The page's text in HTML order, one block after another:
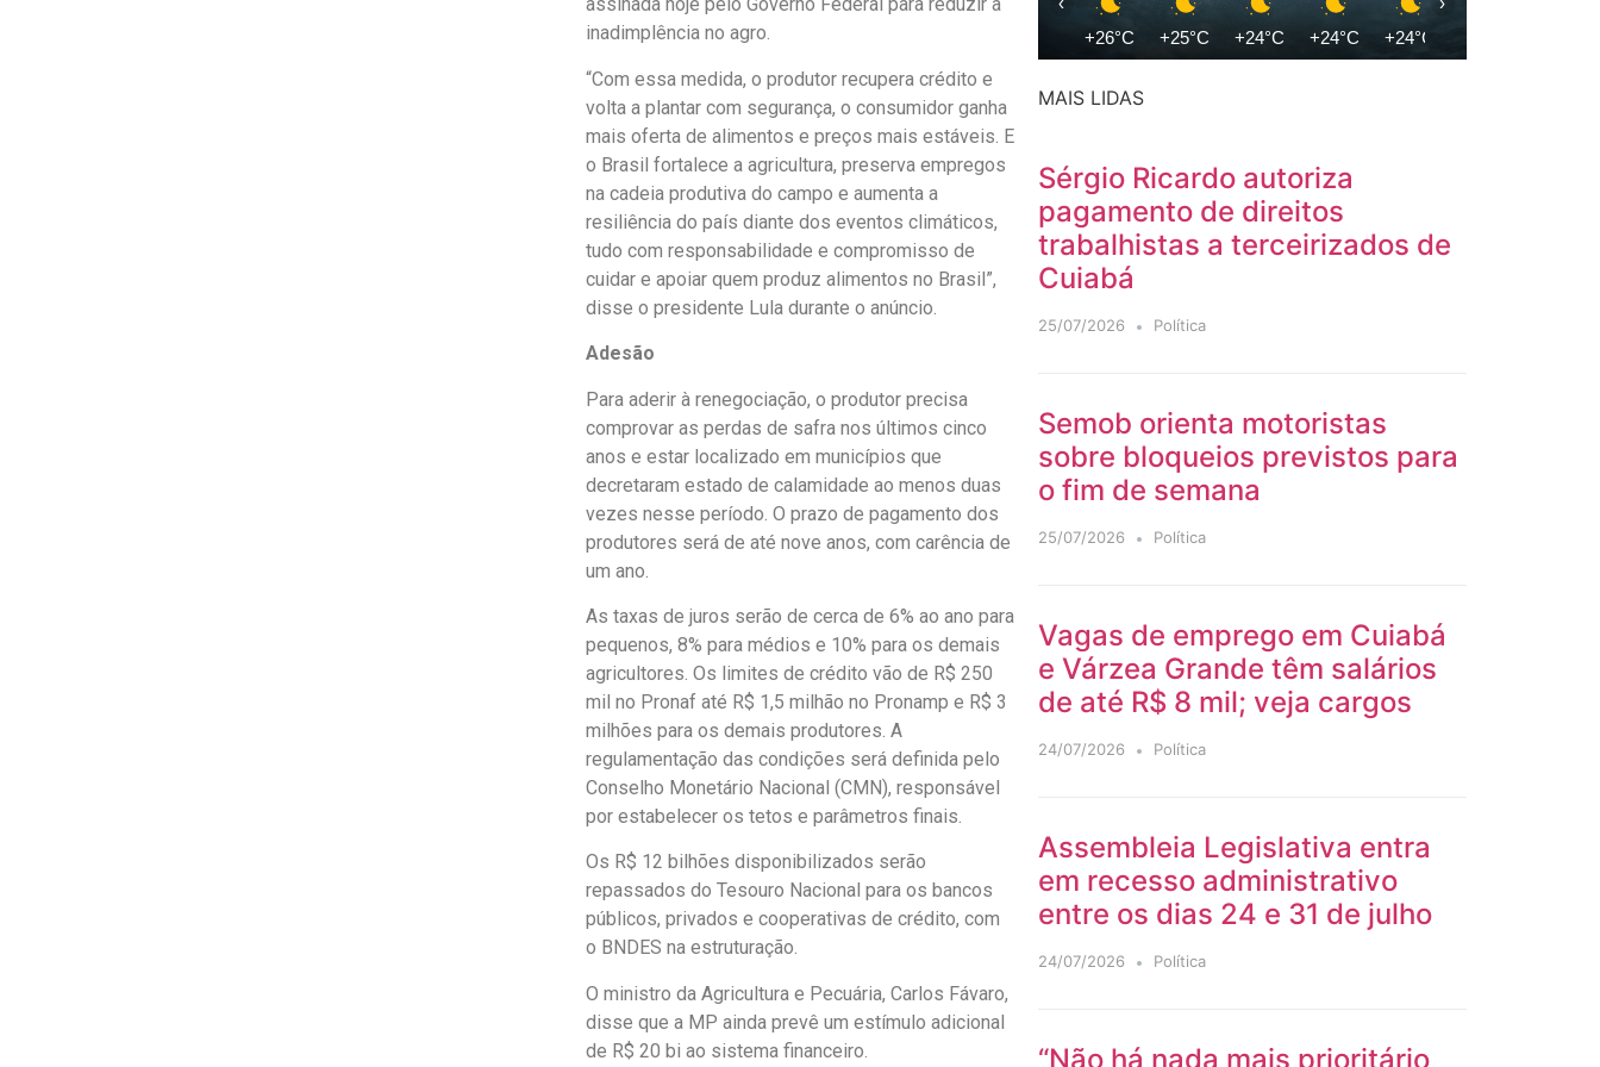
assinada hoje pelo Governo Federal para reduzir a
inadimplência no agro.
“Com essa medida, o produtor recupera crédito e
volta a plantar com segurança, o consumidor ganha
mais oferta de alimentos e preços mais estáveis. E
o Brasil fortalece a agricultura, preserva empregos
na cadeia produtiva do campo e aumenta a
resiliência do país diante dos eventos climáticos,
tudo com responsabilidade e compromisso de
cuidar e apoiar quem produz alimentos no Brasil”,
disse o presidente Lula durante o anúncio.
Adesão
Para aderir à renegociação, o produtor precisa
comprovar as perdas de safra nos últimos cinco
anos e estar localizado em municípios que
decretaram estado de calamidade ao menos duas
vezes nesse período. O prazo de pagamento dos
produtores será de até nove anos, com carência de
um ano.
As taxas de juros serão de cerca de 6% ao ano para
pequenos, 8% para médios e 10% para os demais
agricultores. Os limites de crédito vão de R$ 250
mil no Pronaf até R$ 1,5 milhão no Pronamp e R$ 3
milhões para os demais produtores. A
regulamentação das condições será definida pelo
Conselho Monetário Nacional (CMN), responsável
por estabelecer os tetos e parâmetros finais.
Os R$ 12 bilhões disponibilizados serão
repassados do Tesouro Nacional para os bancos
públicos, privados e cooperativas de crédito, com
o BNDES na estruturação.
O ministro da Agricultura e Pecuária, Carlos Fávaro,
disse que a MP ainda prevê um estímulo adicional
de R$ 20 bi ao sistema financeiro.
+26°C +25°C +24°C +24°C +24°C
MAIS LIDAS
Sérgio Ricardo autoriza
pagamento de direitos
trabalhistas a terceirizados de
Cuiabá
25/07/2026 Política
Semob orienta motoristas
sobre bloqueios previstos para
o fim de semana
25/07/2026 Política
Vagas de emprego em Cuiabá
e Várzea Grande têm salários
de até R$ 8 mil; veja cargos
24/07/2026 Política
Assembleia Legislativa entra
em recesso administrativo
entre os dias 24 e 31 de julho
24/07/2026 Política
“Não há nada mais prioritário